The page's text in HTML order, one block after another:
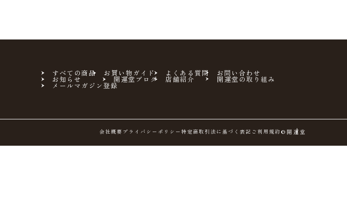
すべての商品 お買い物ガイド よくある質問 お問い合わせ
お知らせ 開運堂ブログ 店舗紹介 開運堂の取り組み
メールマガジン登録
会社概要 プライバシーポリシー 特定商取引法に基づく表記 ご利用規約 ©開運堂